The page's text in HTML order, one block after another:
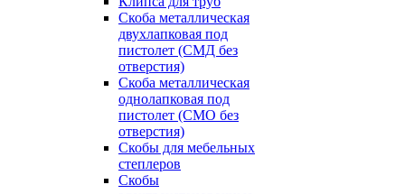
Скоба металлическая
двухлапковая под
пистолет (СМД без
отверстия)
Скоба металлическая
однолапковая под
пистолет (СМО без
отверстия)
Скобы для мебельных
степлеров
Скобы